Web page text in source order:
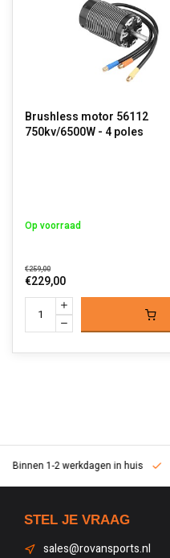
Brushless motor 56112
750kv/6500W - 4 poles
Op voorraad
€259,00
€229,00
Binnen 1-2 werkdagen in huis
STEL JE VRAAG
sales@rovansports.nl